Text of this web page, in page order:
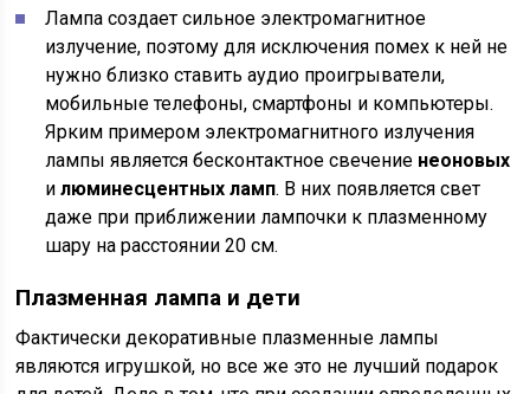
Лампа создает сильное электромагнитное
излучение, поэтому для исключения помех к ней не
нужно близко ставить аудио проигрыватели,
мобильные телефоны, смартфоны и компьютеры.
Ярким примером электромагнитного излучения
лампы является бесконтактное свечение неоновых
илюминесцентных ламп. В них появляется свет
даже при приближении лампочки к плазменному
шару на расстоянии 20 см.
Плазменная лампа и дети
Фактически декоративные плазменные лампы
являются игрушкой, но все же это не лучший подарок